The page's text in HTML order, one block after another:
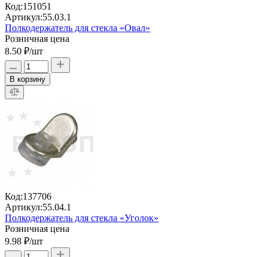
Код:151051
Артикул:55.03.1
Полкодержатель для стекла «Овал»
Розничная цена
8.50 ₽/шт
В корзину
Код:137706
Артикул:55.04.1
Полкодержатель для стекла «Уголок»
Розничная цена
9.98 ₽/шт